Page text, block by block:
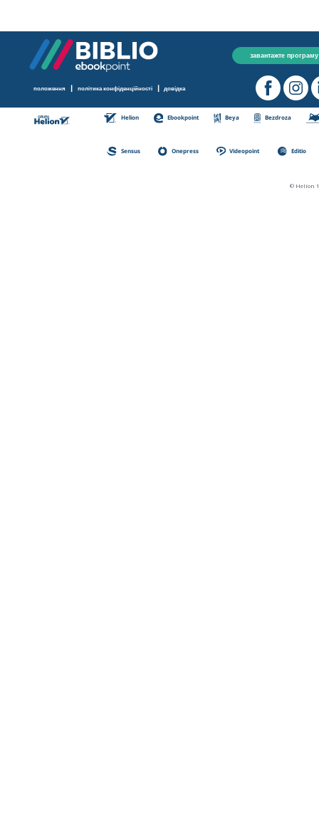
завантажте програму
положення | політика конфіденційності | довідка
Helion Ebookpoint Beya Bezdroza
Sensus Onepress Videopoint Editio
© Helion